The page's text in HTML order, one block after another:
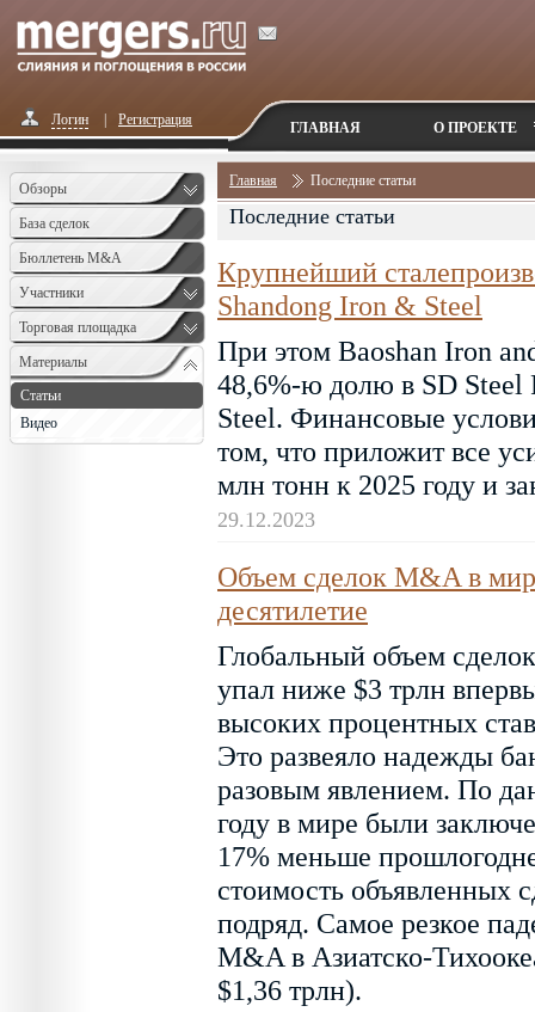
Логин Регистрация ГЛАВНАЯ О ПРОЕКТЕ
Обзоры
База сделок
Бюллетень M&A
Monthly
Участники
Торговая площадка
Материалы
Статьи
Видео
Главная Последние статьи
Последние статьи
Крупнейший
Shandong Iron & Steel
При этом Baoshan Iron
48,6%-ю долю в SD Steel
Steel. Финансовые
том, что приложит все
млн тонн к 2025 году и
29.12.2023
Объем сделок M&A в
десятилетие
Глобальный объем
упал ниже $3 трлн
высоких процентных
Это развеяло надежды
разовым явлением. По
году в мире были
17% меньше
стоимость объявленных
подряд. Самое резкое
M&A в Азиатско-
$1,36 трлн).